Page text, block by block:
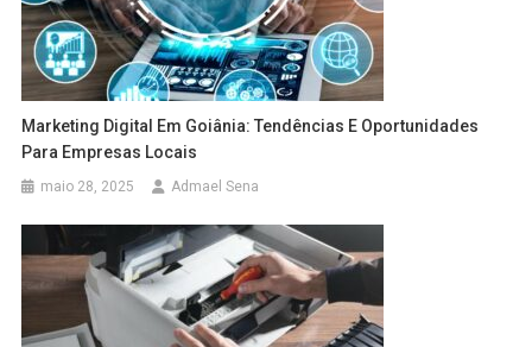
Marketing Digital Em Goiânia: Tendências E Oportunidades
Para Empresas Locais
maio 28, 2025 Admael Sena